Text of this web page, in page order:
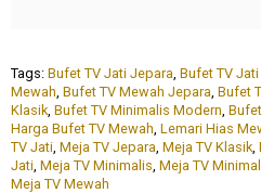
Tags: Bufet TV Jati Jepara Bufet TV
Mewah Bufet TV Mewah Jepara Bufet
Klasik Bufet TV Minimalis Modern
Harga Bufet TV Mewah Lemari Hias
TV Jati Meja TV Jepara Meja TV Klasik
Jati Meja TV Minimalis Meja TV
Meja TV Mewah